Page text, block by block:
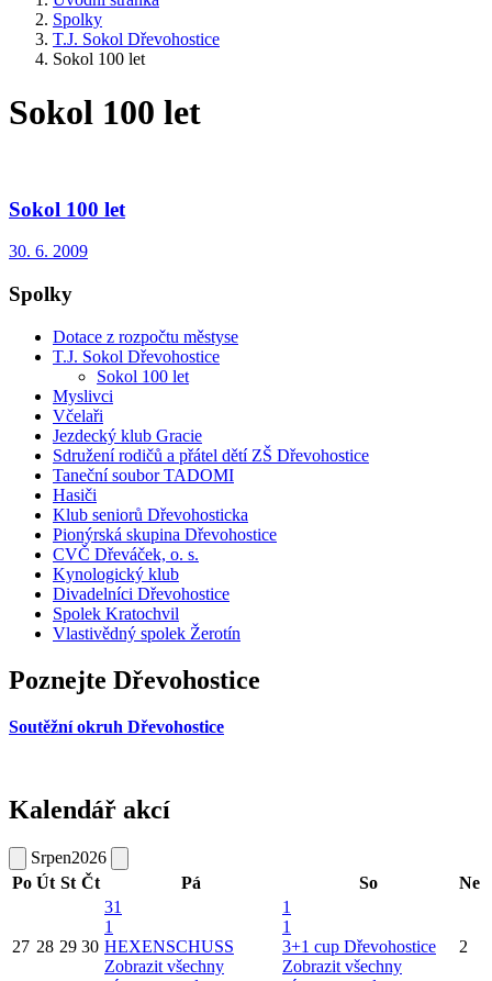
Spolky
T.J. Sokol Dřevohostice
Sokol 100 let
Sokol 100 let
Sokol 100 let
30. 6. 2009
Spolky
Dotace z rozpočtu městyse
T.J. Sokol Dřevohostice
Sokol 100 let
Myslivci
Včelaři
Jezdecký klub Gracie
Sdružení rodičů a přátel dětí ZŠ Dřevohostice
Taneční soubor TADOMI
Hasiči
Klub seniorů Dřevohosticka
Pionýrská skupina Dřevohostice
CVČ Dřeváček, o. s.
Kynologický klub
Divadelníci Dřevohostice
Spolek Kratochvil
Vlastivědný spolek Žerotín
Poznejte Dřevohostice
Soutěžní okruh Dřevohostice
Kalendář akcí
Srpen2026
Po Út St Čt Pá So Ne
27 28 29 30
31
1
HEXENSCHUSS
Zobrazit všechny
1
1
3+1 cup Dřevohostice
Zobrazit všechny
2